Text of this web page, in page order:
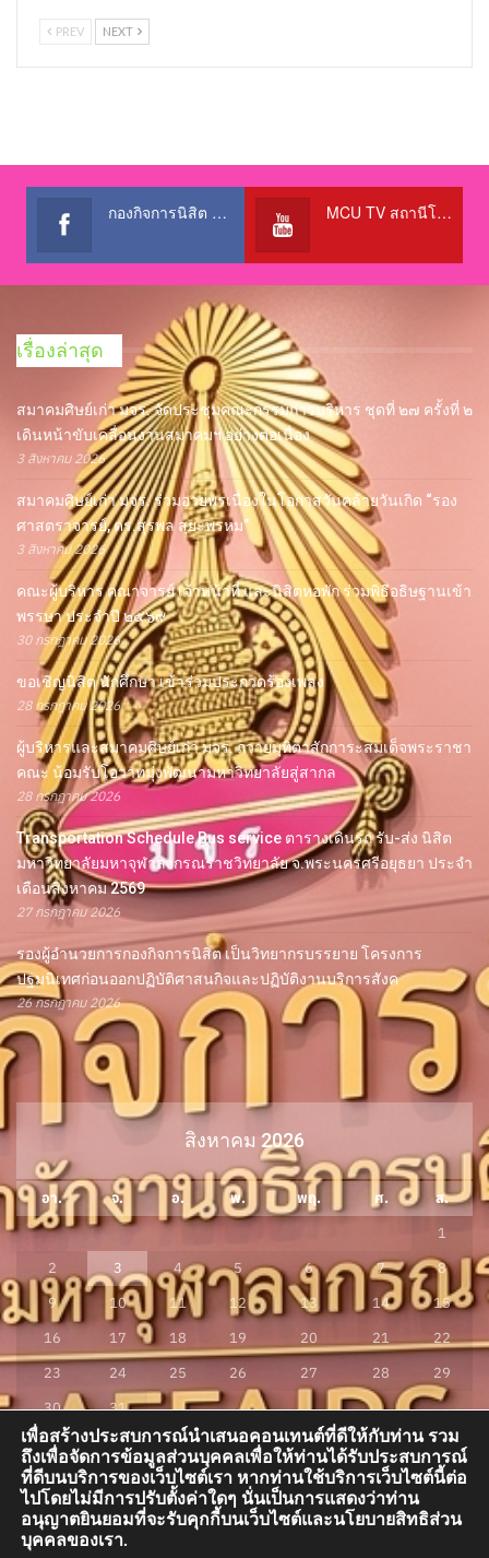
PREV NEXT
กองกิจการนิสิต สำนักงานอธิการบดี MCU TV สถานีโทรทัศน์เพื่อการศึกษา @OfficialTBCChannel
เรื่องล่าสุด
สมาคมศิษย์เก่า มจร. จัดประชุมคณะกรรมการบริหาร ชุดที่ ๒๗ ครั้งที่ ๒
เดินหน้าขับเคลื่อนงานสมาคมฯ อย่างต่อเนื่อง
3 สิงหาคม 2026
สมาคมศิษย์เก่า มจร. ร่วมอวยพรเนื่องในโอกาสวันคล้ายวันเกิด “รอง
ศาสตราจารย์, ดร.สุรพล สุยะพรหม”
3 สิงหาคม 2026
คณะผู้บริหาร คณาจารย์ เจ้าหน้าที่ และนิสิตหอพัก ร่วมพิธีอธิษฐานเข้า
พรรษา ประจำปี ๒๕๖๙
30 กรกฎาคม 2026
ขอเชิญนิสิต นักศึกษา เข้าร่วมประกวดร้องเพลง
28 กรกฎาคม 2026
ผู้บริหารและสมาคมศิษย์เก่า มจร. ถวายมุทิตาสักการะสมเด็จพระราชา
คณะ น้อมรับโอวาทมุ่งพัฒนามหาวิทยาลัยสู่สากล
28 กรกฎาคม 2026
Transportation Schedule Bus service ตารางเดินรถ รับ-ส่ง นิสิต
มหาวิทยาลัยมหาจุฬาลงกรณราชวิทยาลัย จ.พระนครศรีอยุธยา ประจำ
เดือนสิงหาคม 2569
27 กรกฎาคม 2026
รองผู้อำนวยการกองกิจการนิสิต เป็นวิทยากรบรรยาย โครงการ
ปฐมนิเทศก่อนออกปฏิบัติศาสนกิจและปฏิบัติงานบริการสังค
26 กรกฎาคม 2026
สิงหาคม 2026
อา. จ. อ. พ. พฤ. ศ.
ส.
1
2
3 4 5 6 7
8
9
10 11 12 13 14
15
16
17 18 19 20 21
22
23
24 25 26 27 28
29
30
31
« ก.ค.
กองกิจการนิสิต อาคารสมเด็จพระพุฒาจารย์ (เกี่ยว อุปเสณมหาเถระ) อาคารเรียน
รวม โซน A ชั้น 3 ห้อง A300 มหาวิทยาลัยมหาจุฬาลงกรณราชวิทยาลัย ต.ลำไทร
เพื่อสร้างประสบการณ์นำเสนอคอนเทนต์ที่ดีให้กับท่าน รวม
ถึงเพื่อจัดการข้อมูลส่วนบุคคลเพื่อให้ท่านได้รับประสบการณ์
ที่ดีบนบริการของเว็บไซต์เรา หากท่านใช้บริการเว็บไซต์นี้ต่อ
ไปโดยไม่มีการปรับตั้งค่าใดๆ นั่นเป็นการแสดงว่าท่าน
อนุญาตยินยอมที่จะรับคุกกี้บนเว็บไซต์และนโยบายสิทธิส่วน
บุคคลของเรา.